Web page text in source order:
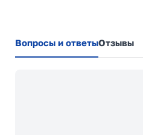
Вопросы и ответыОтзывы